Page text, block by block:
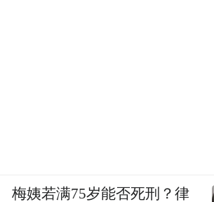
梅姨若满75岁能否死刑？律